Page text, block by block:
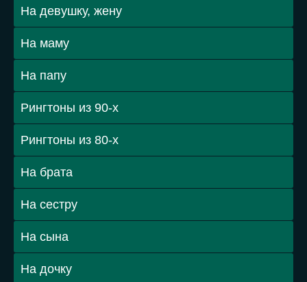
На девушку, жену
На маму
На папу
Рингтоны из 90-х
Рингтоны из 80-х
На брата
На сестру
На сына
На дочку